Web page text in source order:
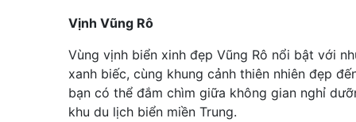
Vịnh Vũng Rô
Vùng vịnh biển xinh đẹp Vũng Rô nổi bật với
xanh biếc, cùng khung cảnh thiên nhiên đẹp
bạn có thể đắm chìm giữa không gian nghỉ
khu du lịch biển miền Trung.